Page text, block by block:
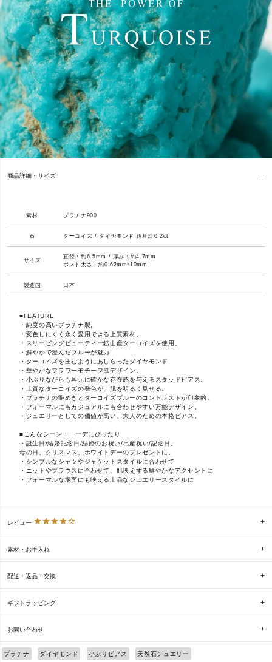
商品詳細・サイズ
素材 プラチナ900
石 ターコイズ / ダイヤモンド 両耳計0.2ct
サイズ
直径：約6.5mm / 厚み：約4.7mm
ポスト太さ：約0.62mm*10mm
製造国 日本
■FEATURE
・純度の高いプラチナ製。
・変色しにくく永く愛用できる上質素材。
・スリーピングビューティー鉱山産ターコイズを使用。
・鮮やかで澄んだブルーが魅力
・ターコイズを囲むようにあしらったダイヤモンド
・華やかなフラワーモチーフ風デザイン。
・小ぶりながらも耳元に確かな存在感を与えるスタッドピアス。
・上質なターコイズの発色が、肌を明るく見せる。
・プラチナの艶めきとターコイズブルーのコントラストが印象的。
・フォーマルにもカジュアルにも合わせやすい万能デザイン。
・ジュエリーとしての価値が高い、大人のための本格ピアス。
■こんなシーン・コーデにぴったり
・誕生日/結婚記念日/結婚のお祝い/出産祝い/記念日。
母の日、クリスマス、ホワイトデーのプレゼントに。
・シンプルなシャツやジャケットスタイルに合わせて
・ニットやブラウスに合わせて、肌映えする鮮やかなアクセントに
・フォーマルな場面にも映える上品なジュエリースタイルに
レビュー
素材・お手入れ
配送・返品・交換
ギフトラッピング
お問い合わせ
プラチナ ダイヤモンド 小ぶりピアス 天然石ジュエリー